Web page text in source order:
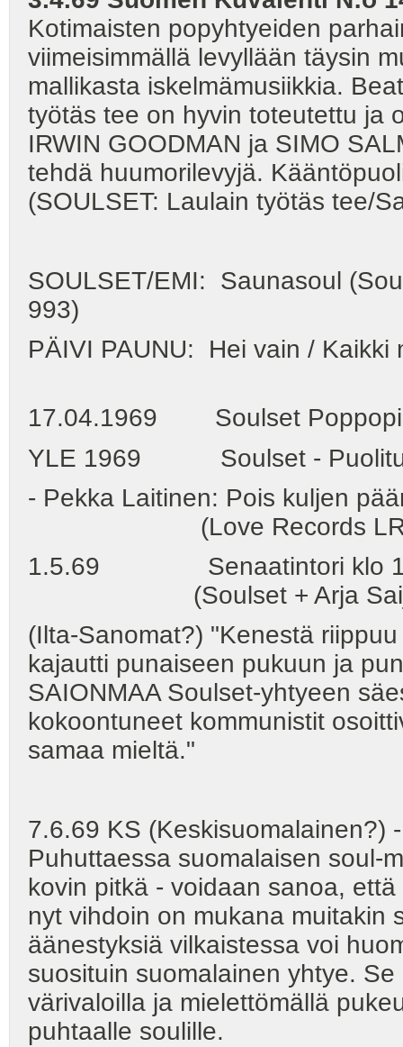
Kotimaisten popyhtyeiden
viimeisimmällä levyllään täysin
mallikasta iskelmämusiikkia.
työtäs tee on hyvin toteutettu ja
IRWIN GOODMAN ja SIMO
tehdä huumorilevyjä.
(SOULSET: Laulain työtäs tee/
SOULSET/EMI: Saunasoul
993)
PÄIVI PAUNU: Hei vain / Kaikki
17.04.1969 Soulset
YLE 1969 Soulset -
- Pekka Laitinen: Pois kuljen
(Love Records LRS
1.5.69 Senaatintori klo 12,
(Soulset + Arja
(Ilta-Sanomat?) "Kenestä
kajautti punaiseen pukuun ja
SAIONMAA Soulset-yhtyeen
kokoontuneet kommunistit
samaa mieltä."
7.6.69 KS (Keskisuomalainen?)
Puhuttaessa suomalaisen soul-
kovin pitkä - voidaan sanoa,
nyt vihdoin on mukana muitakin
äänestyksiä vilkaistessa voi
suosituin suomalainen yhtye.
värivaloilla ja mielettömällä
puhtaalle soulille.